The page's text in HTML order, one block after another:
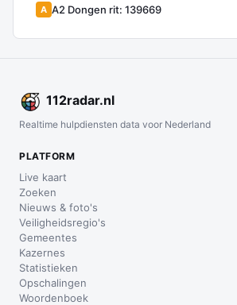
A A2 Dongen rit: 139669
112radar.nl
Realtime hulpdiensten data voor Nederland
PLATFORM
Live kaart
Zoeken
Nieuws & foto's
Veiligheidsregio's
Gemeentes
Kazernes
Statistieken
Opschalingen
Woordenboek